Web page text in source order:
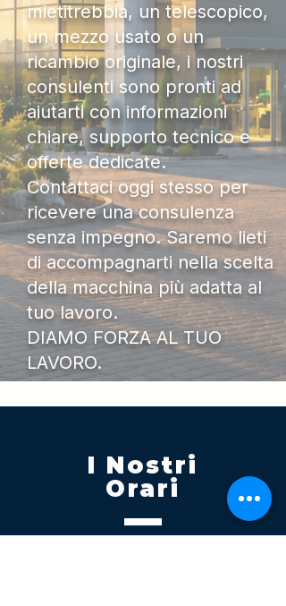
mietitrebbia, un telescopico,
un mezzo usato o un
ricambio originale, i nostri
consulenti sono pronti ad
aiutarti con informazioni
chiare, supporto tecnico e
offerte dedicate.
Contattaci oggi stesso per
ricevere una consulenza
senza impegno. Saremo lieti
di accompagnarti nella scelta
della macchina più adatta al
tuo lavoro.
DIAMO FORZA AL TUO
LAVORO.
I Nostri
Orari